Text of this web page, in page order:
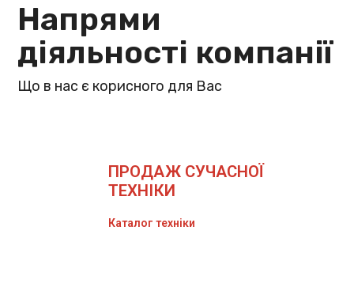
Напрями
діяльності компанії
Що в нас є корисного для Вас
ПРОДАЖ СУЧАСНОЇ
ТЕХНІКИ
Каталог техніки